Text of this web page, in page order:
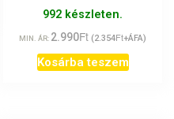
992 készleten.
MIN. ÁR: 2.990Ft (2.354Ft+ÁFA)
Kosárba teszem